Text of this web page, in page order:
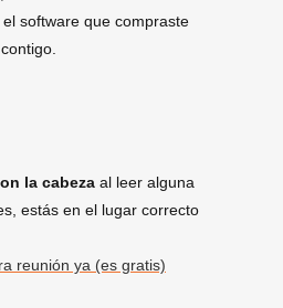
software que compraste
la cabeza al leer alguna
estás en el lugar correcto
reunión ya (es gratis)